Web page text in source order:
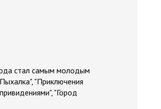
стал самым молодым
"Приключения
"Город